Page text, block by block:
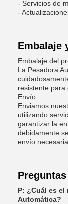
- Servicios de
-
Embalaje
Embalaje del
La Pesadora
resistente para
Envío:
Enviamos
utilizando
garantizar la
debidamente
envío
P: ¿Cuál es el
Automática?